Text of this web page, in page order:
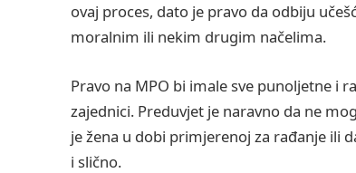
ovaj proces, dato je pravo da odbiju
moralnim ili nekim drugim načelima.
Pravo na MPO bi imale sve punoljetne i
zajednici. Preduvjet je naravno da ne
je žena u dobi primjerenoj za rađanje ili
i slično.